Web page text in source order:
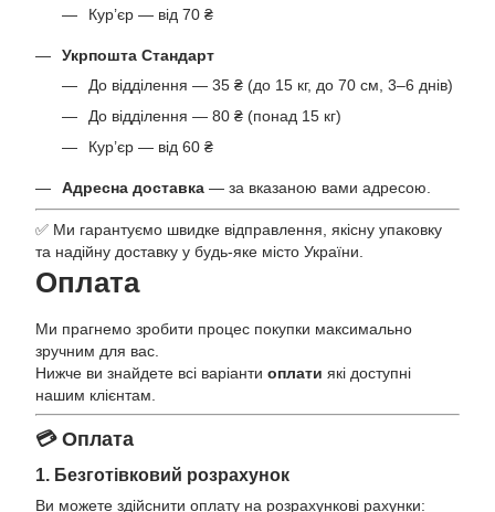
Кур’єр — від 70 ₴
Укрпошта Стандарт
До відділення — 35 ₴ (до 15 кг, до 70 см, 3–6 днів)
До відділення — 80 ₴ (понад 15 кг)
Кур’єр — від 60 ₴
Адресна доставка — за вказаною вами адресою.
✅ Ми гарантуємо швидке відправлення, якісну упаковку
та надійну доставку у будь-яке місто України.
Оплата
Ми прагнемо зробити процес покупки максимально
зручним для вас.
Нижче ви знайдете всі варіанти оплати які доступні
нашим клієнтам.
💳 Оплата
1. Безготівковий розрахунок
Ви можете здійснити оплату на розрахункові рахунки: